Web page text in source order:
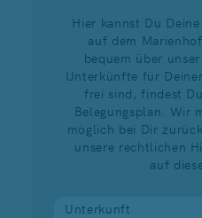
Hier kannst Du
auf dem
bequem über
Unterkünfte für
frei sind, findest
Belegungsplan. Wir
möglich bei Dir
unsere rechtlichen
auf
Unterkunft